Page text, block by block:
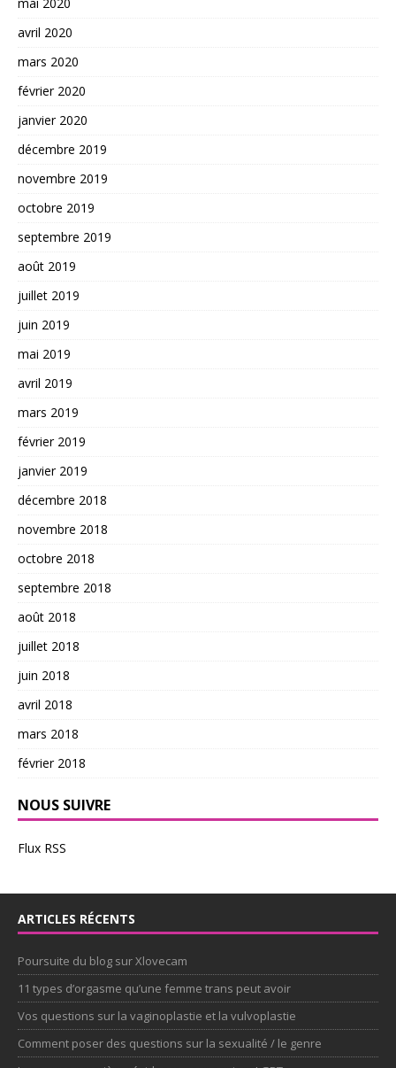
avril 2020
mars 2020
février 2020
janvier 2020
décembre 2019
novembre 2019
octobre 2019
septembre 2019
août 2019
juillet 2019
juin 2019
mai 2019
avril 2019
mars 2019
février 2019
janvier 2019
décembre 2018
novembre 2018
octobre 2018
septembre 2018
août 2018
juillet 2018
juin 2018
avril 2018
mars 2018
février 2018
NOUS SUIVRE
Flux RSS
ARTICLES RÉCENTS
Poursuite du blog sur Xlovecam
11 types d’orgasme qu’une femme trans peut avoir
Vos questions sur la vaginoplastie et la vulvoplastie
Comment poser des questions sur la sexualité / le genre